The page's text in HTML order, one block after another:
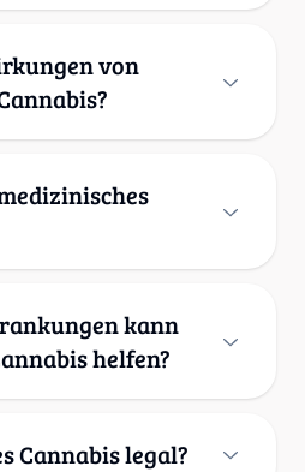
von
kann
helfen?
Cannabis legal?